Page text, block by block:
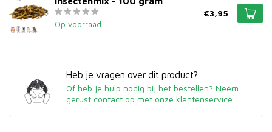
Op voorraad
€3,95
Heb je vragen over dit product?
Of heb je hulp nodig bij het bestellen? Neem
gerust contact op met onze klantenservice